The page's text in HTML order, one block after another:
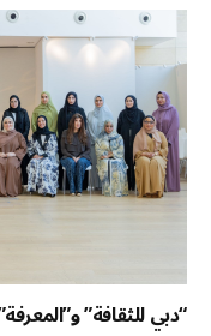
“دبي للثقافة”